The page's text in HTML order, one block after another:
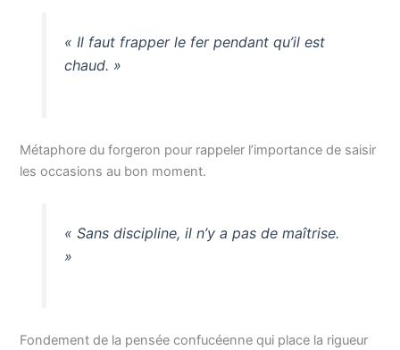
« Il faut frapper le fer pendant qu’il est
chaud. »
Métaphore du forgeron pour rappeler l’importance de saisir
les occasions au bon moment.
« Sans discipline, il n’y a pas de maîtrise.
»
Fondement de la pensée confucéenne qui place la rigueur